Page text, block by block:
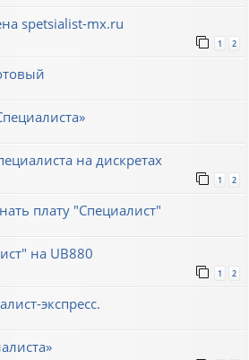
spetsialist-mx.ru
1 2
на дискретах
1 2
плату "Специалист"
на UB880
1 2
экспресс.